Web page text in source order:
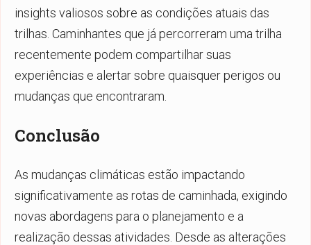
insights valiosos sobre as condições atuais das
trilhas. Caminhantes que já percorreram uma trilha
recentemente podem compartilhar suas
experiências e alertar sobre quaisquer perigos ou
mudanças que encontraram.
Conclusão
As mudanças climáticas estão impactando
significativamente as rotas de caminhada, exigindo
novas abordagens para o planejamento e a
realização dessas atividades. Desde as alterações